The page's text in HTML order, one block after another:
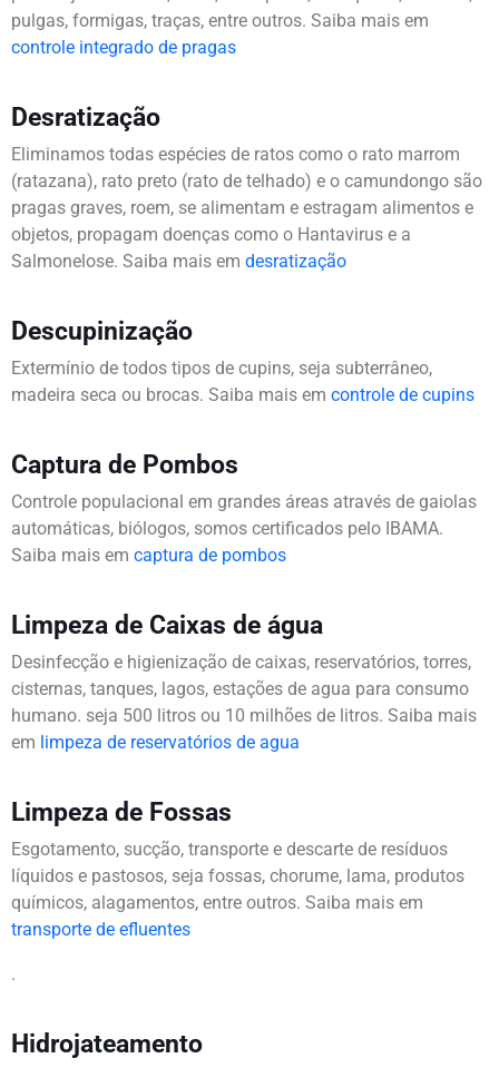
pulgas, formigas, traças, entre outros. Saiba mais em
controle integrado de pragas
Desratização
Eliminamos todas espécies de ratos como o rato marrom
(ratazana), rato preto (rato de telhado) e o camundongo são
pragas graves, roem, se alimentam e estragam alimentos e
objetos, propagam doenças como o Hantavirus e a
Salmonelose. Saiba mais em desratização
Descupinização
Extermínio de todos tipos de cupins, seja subterrâneo,
madeira seca ou brocas. Saiba mais em controle de cupins
Captura de Pombos
Controle populacional em grandes áreas através de gaiolas
automáticas, biólogos, somos certificados pelo IBAMA.
Saiba mais em captura de pombos
Limpeza de Caixas de água
Desinfecção e higienização de caixas, reservatórios, torres,
cisternas, tanques, lagos, estações de agua para consumo
humano. seja 500 litros ou 10 milhões de litros. Saiba mais
em limpeza de reservatórios de agua
Limpeza de Fossas
Esgotamento, sucção, transporte e descarte de resíduos
líquidos e pastosos, seja fossas, chorume, lama, produtos
químicos, alagamentos, entre outros. Saiba mais em
transporte de efluentes
.
Hidrojateamento